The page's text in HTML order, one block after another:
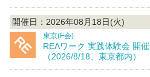
開催日：2026年08月18日(火)
東京(F会)
REAワーク 実践体験会 開催
（2026/8/18、東京都内）